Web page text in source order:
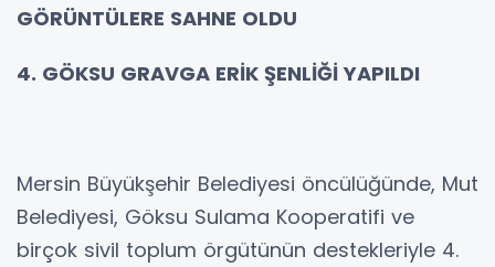
GÖRÜNTÜLERE SAHNE OLDU
4. GÖKSU GRAVGA ERİK ŞENLİĞİ YAPILDI
Mersin Büyükşehir Belediyesi öncülüğünde, Mut
Belediyesi, Göksu Sulama Kooperatifi ve
birçok sivil toplum örgütünün destekleriyle 4.